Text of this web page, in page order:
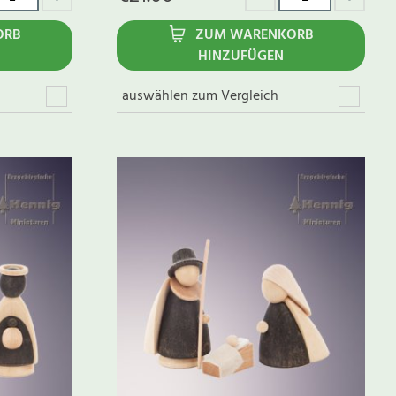
ZUM WARENKORB
HINZUFÜGEN
auswählen zum Vergleich